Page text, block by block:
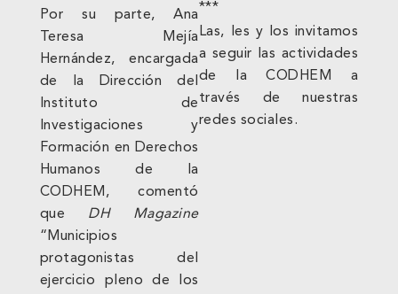
Por su parte, Ana
Teresa Mejía
Hernández, encargada
de la Dirección del
Instituto de
Investigaciones y
Formación en Derechos
Humanos de la
CODHEM, comentó
que DH Magazine
“Municipios
protagonistas del
ejercicio pleno de los
***
Las, les y los invitamos
a seguir las actividades
de la CODHEM a
través de nuestras
redes sociales.